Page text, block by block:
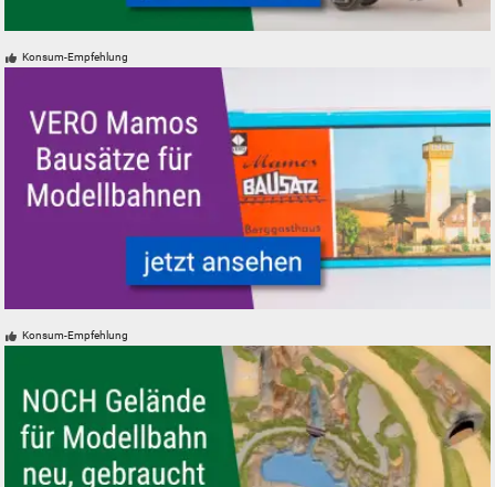
Konsum-Empfehlung
Konsum-Empfehlung